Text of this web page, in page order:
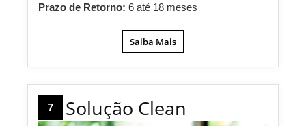
Prazo de Retorno: 6 até 18 meses
Saiba Mais
7 Solução Clean